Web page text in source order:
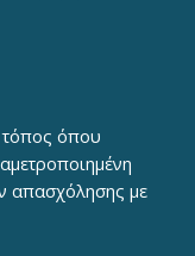
τόπος όπου
απασχόλησης με